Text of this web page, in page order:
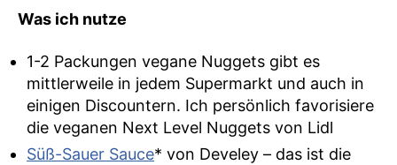
Was ich nutze
1-2 Packungen vegane Nuggets gibt es
mittlerweile in jedem Supermarkt und auch in
einigen Discountern. Ich persönlich favorisiere
die veganen Next Level Nuggets von Lidl
Süß-Sauer Sauce* von Develey – das ist die